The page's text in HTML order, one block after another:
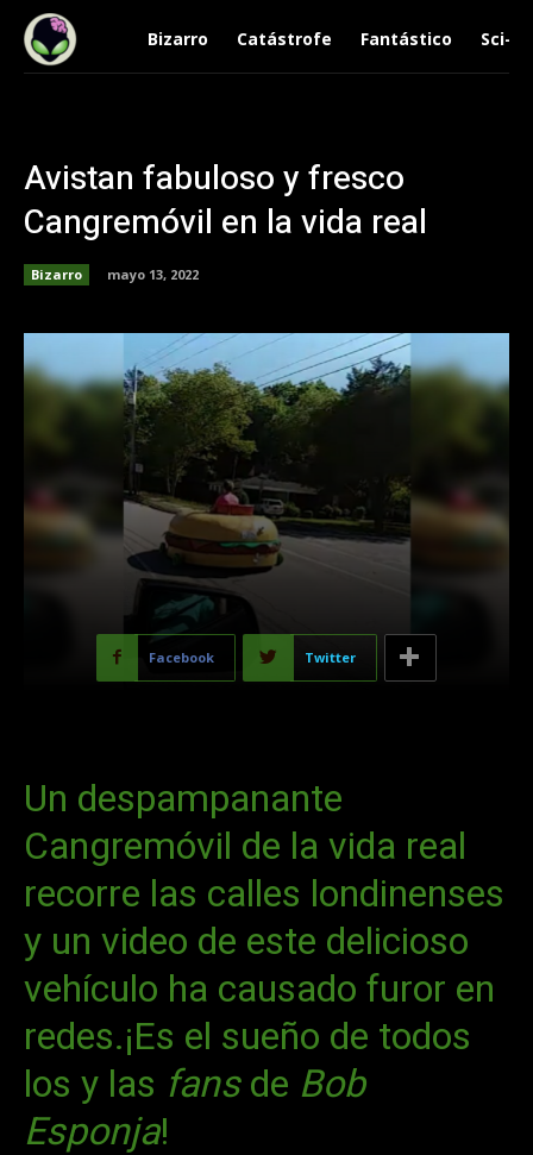
Bizarro Catástrofe Fantástico Sci-Fi
Avistan fabuloso y fresco
Cangremóvil en la vida real
Bizarro mayo 13, 2022
Facebook Twitter
Un despampanante
Cangremóvil de la vida real
recorre las calles londinenses
y un video de este delicioso
vehículo ha causado furor en
redes.¡Es el sueño de todos
los y las fans de Bob
Esponja!